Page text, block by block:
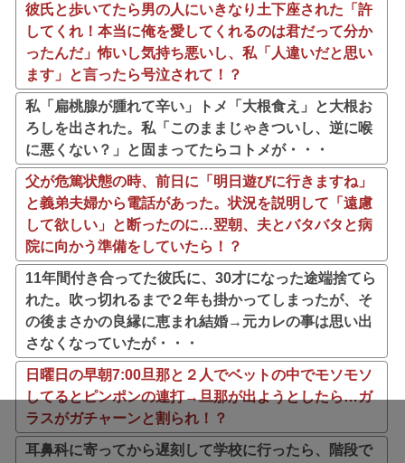
彼氏と歩いてたら男の人にいきなり土下座された「許
してくれ！本当に俺を愛してくれるのは君だって分か
ったんだ」怖いし気持ち悪いし、私「人違いだと思い
ます」と言ったら号泣されて！？
私「扁桃腺が腫れて辛い」トメ「大根食え」と大根お
ろしを出された。私「このままじゃきついし、逆に喉
に悪くない？」と固まってたらコトメが・・・
父が危篤状態の時、前日に「明日遊びに行きますね」
と義弟夫婦から電話があった。状況を説明して「遠慮
して欲しい」と断ったのに…翌朝、夫とバタバタと病
院に向かう準備をしていたら！？
11年間付き合ってた彼氏に、30才になった途端捨てら
れた。吹っ切れるまで２年も掛かってしまったが、そ
の後まさかの良縁に恵まれ結婚→元カレの事は思い出
さなくなっていたが・・・
日曜日の早朝7:00旦那と２人でベットの中でモソモソ
してるとピンポンの連打→旦那が出ようとしたら…ガ
ラスがガチャーンと割られ！？
耳鼻科に寄ってから遅刻して学校に行ったら、階段で